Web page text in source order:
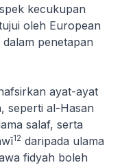
kecukupan
oleh European
penetapan
ayat-ayat
seperti al-Hasan
salaf, serta
12 daripada ulama
fidyah boleh